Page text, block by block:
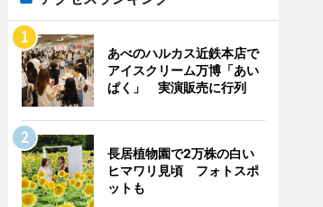
あべのハルカス近鉄本店で
アイスクリーム万博「あい
ぱく」 実演販売に行列
長居植物園で2万株の白い
ヒマワリ見頃 フォトスポ
ットも